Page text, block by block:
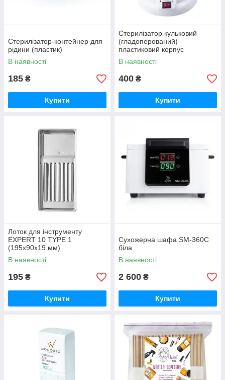
Стерилізатор-контейнер для
рідини (пластик)
В наявності
185 ₴
Купити
Стерилізатор кульковий
(гладоперований)
пластиковий корпус
В наявності
400 ₴
Купити
Лоток для інструменту
EXPERT 10 TYPE 1
(195х90х19 мм)
В наявності
195 ₴
Купити
Сухожерна шафа SM-360C
біла
В наявності
2 600 ₴
Купити